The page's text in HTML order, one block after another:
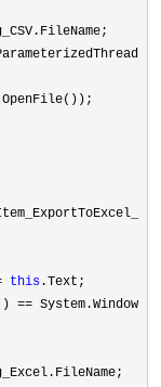
this .Text;
== System.Window